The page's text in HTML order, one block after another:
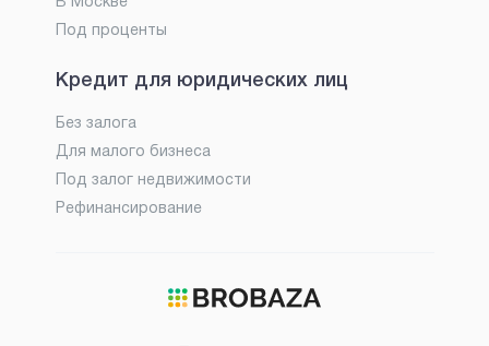
Под проценты
Кредит для юридических лиц
Без залога
Для малого бизнеса
Под залог недвижимости
Рефинансирование